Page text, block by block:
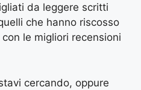
da leggere scritti
che hanno riscosso
le migliori recensioni
cercando, oppure